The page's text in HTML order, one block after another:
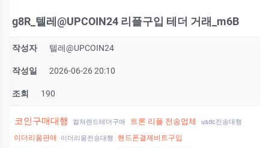
g8R_텔레@UPCOIN24 리플구입 테더 거래_m6B
작성자 텔레@UPCOIN24
작성일 2026-06-26 20:10
조회 190
코인구매대행 컬쳐랜드테더구매 트론 리플 전송업체 usdc전송대행
이더리움판매 이더리움전송대행 핸드폰결제비트구입